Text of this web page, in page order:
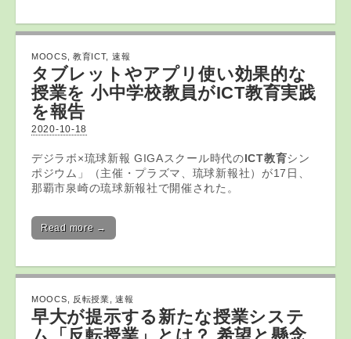
MOOCS 教育ICT, 速報
タブレットやアプリ使い効果的な
授業を 小中学校教員がICT教育実践
を報告
2020-10-18
デジラボ×琉球新報 GIGAスクール時代のICT教育シン
ポジウム」（主催・プラズマ、琉球新報社）が17日、
那覇市泉崎の琉球新報社で開催された。
Read more →
MOOCS 反転授業 ,速報
早大が提示する新たな授業システ